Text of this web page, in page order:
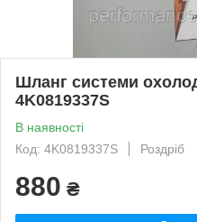
Шланг системи
4K0819337S
В наявності
Код: 4K0819337S
Роздріб
880 ₴